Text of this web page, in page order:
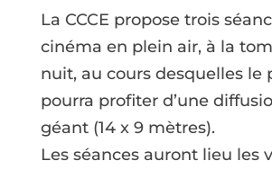
La CCCE propose trois
cinéma en plein air, à la
nuit, au cours desquelles le
pourra profiter d’une
géant (14 x 9 mètres).
Les séances auront lieu les